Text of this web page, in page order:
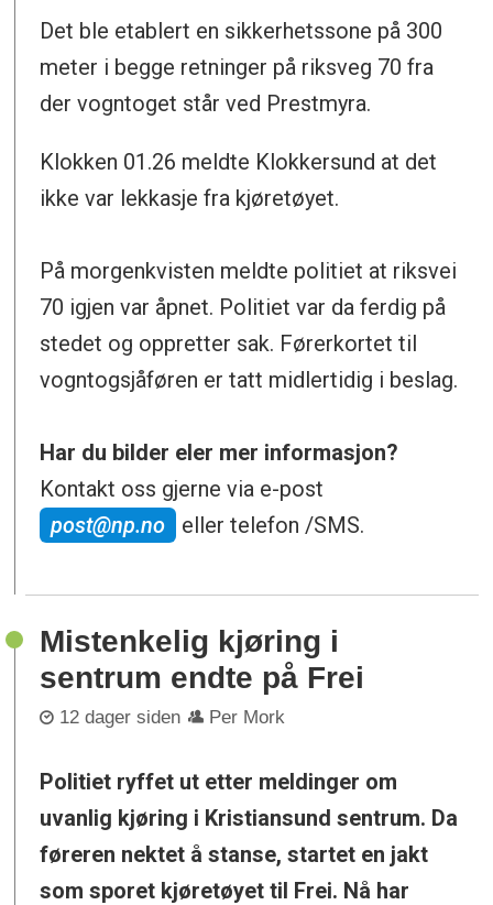
Det ble etablert en sikkerhetssone på 300
meter i begge retninger på riksveg 70 fra
der vogntoget står ved Prestmyra.
Klokken 01.26 meldte Klokkersund at det
ikke var lekkasje fra kjøretøyet.
På morgenkvisten meldte politiet at riksvei
70 igjen var åpnet. Politiet var da ferdig på
stedet og oppretter sak. Førerkortet til
vogntogsjåføren er tatt midlertidig i beslag.
Har du bilder eler mer informasjon?
Kontakt oss gjerne via e-post
post@np.no
eller telefon /SMS.
Mistenkelig kjøring i
sentrum endte på Frei
12 dager siden Per Mork
Politiet ryffet ut etter meldinger om
uvanlig kjøring i Kristiansund sentrum. Da
føreren nektet å stanse, startet en jakt
som sporet kjøretøyet til Frei. Nå har